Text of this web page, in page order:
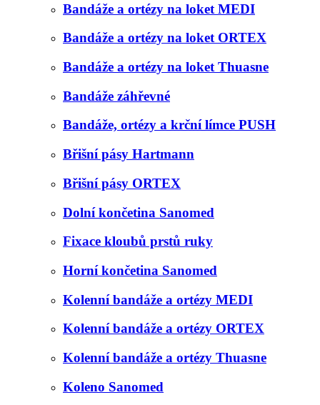
Bandáže a ortézy na loket MEDI
Bandáže a ortézy na loket ORTEX
Bandáže a ortézy na loket Thuasne
Bandáže záhřevné
Bandáže, ortézy a krční límce PUSH
Břišní pásy Hartmann
Břišní pásy ORTEX
Dolní končetina Sanomed
Fixace kloubů prstů ruky
Horní končetina Sanomed
Kolenní bandáže a ortézy MEDI
Kolenní bandáže a ortézy ORTEX
Kolenní bandáže a ortézy Thuasne
Koleno Sanomed